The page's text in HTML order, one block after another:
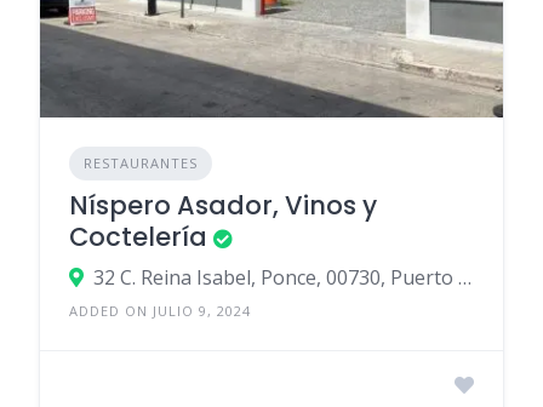
RESTAURANTES
Níspero Asador, Vinos y
Coctelería
32 C. Reina Isabel, Ponce, 00730, Puerto Rico
ADDED ON JULIO 9, 2024